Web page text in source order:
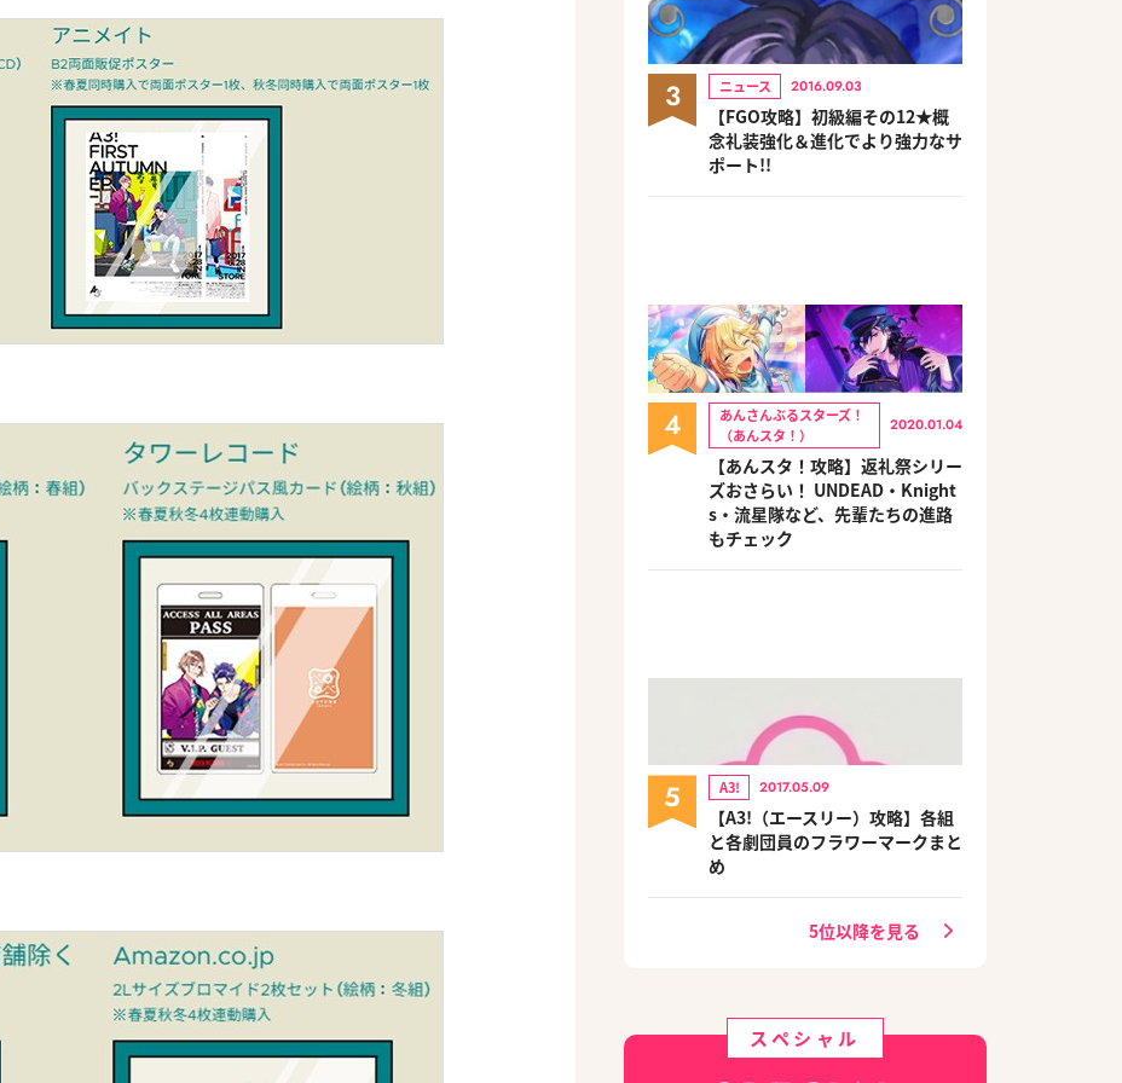
3 ニュース 2016.09.03
【FGO攻略】初級編その12★概
念礼装強化＆進化でより強力なサ
ポート!!
4
あんさんぶるスターズ！
（あんスタ！）
2020.01.04
【あんスタ！攻略】返礼祭シリー
ズおさらい！ UNDEAD・Knight
s・流星隊など、先輩たちの進路
もチェック
5 A3! 2017.05.09
【A3!（エースリー）攻略】各組
と各劇団員のフラワーマークまと
め
5位以降を見る
スペシャル